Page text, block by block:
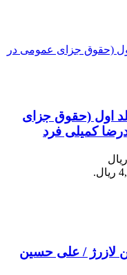
اول (حقوق جزای
کمیلی فرد
قیمت اصلی: 4,850,000 ریال
لازرژ / علی حسین